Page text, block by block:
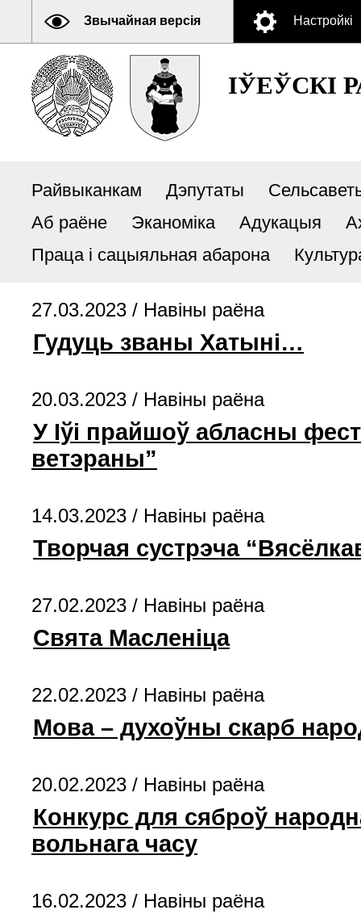
Звычайная версія Настройкі
ІЎЕЎСКІ
Райвыканкам Дэпутаты
Аб раёне
Эканоміка Адукацыя
Праца і сацыяльная абарона
27.03.2023 / Навiны раёна
Гудуць званы Хатыні…
20.03.2023 / Навiны раёна
У Іўі прайшоў абласны
ветэраны”
14.03.2023 / Навiны раёна
Творчая сустрэча
27.02.2023 / Навiны раёна
Свята Масленіца
22.02.2023 / Навiны раёна
Мова – духоўны скарб
20.02.2023 / Навiны раёна
Конкурс для сяброў
вольнага часу
16.02.2023 / Навiны раёна